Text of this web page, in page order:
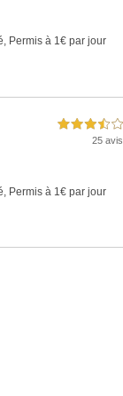
, Permis à 1€ par jour
3,5 étoiles sur 5
25 avis
Permis à 1€ par jour